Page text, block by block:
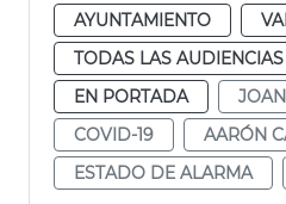
AYUNTAMIENTO
TODAS LAS AUDIENCIAS
EN PORTADA
COVID-19
AARÓN
ESTADO DE ALARMA